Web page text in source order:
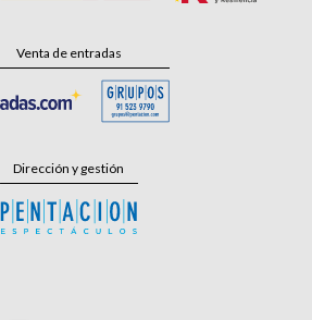
Venta de entradas
Dirección y gestión